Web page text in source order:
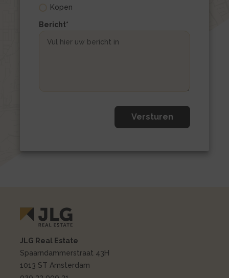
Kopen
Bericht*
JLG Real Estate
Spaarndammerstraat 43H
1013 ST Amsterdam